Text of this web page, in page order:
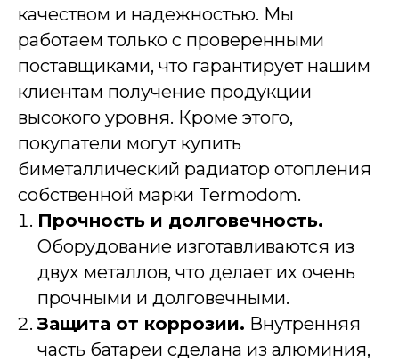
качеством и надежностью. Мы
работаем только с проверенными
поставщиками, что гарантирует нашим
клиентам получение продукции
высокого уровня. Кроме этого,
покупатели могут купить
биметаллический радиатор отопления
собственной марки Termodom.
Прочность и долговечность.
Оборудование изготавливаются из
двух металлов, что делает их очень
прочными и долговечными.
Защита от коррозии. Внутренняя
часть батареи сделана из алюминия,